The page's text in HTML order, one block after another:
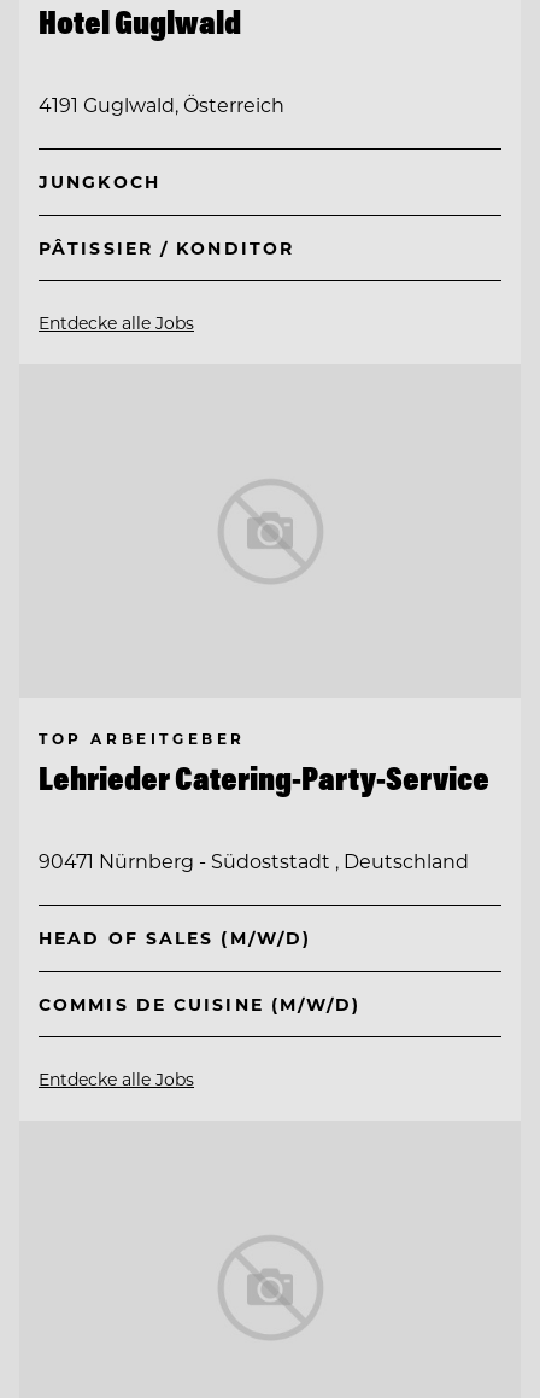
Hotel Guglwald
4191 Guglwald, Österreich
JUNGKOCH
PÂTISSIER / KONDITOR
Entdecke alle Jobs
TOP ARBEITGEBER
Lehrieder Catering-Party-Service
90471 Nürnberg - Südoststadt , Deutschland
HEAD OF SALES (M/W/D)
COMMIS DE CUISINE (M/W/D)
Entdecke alle Jobs